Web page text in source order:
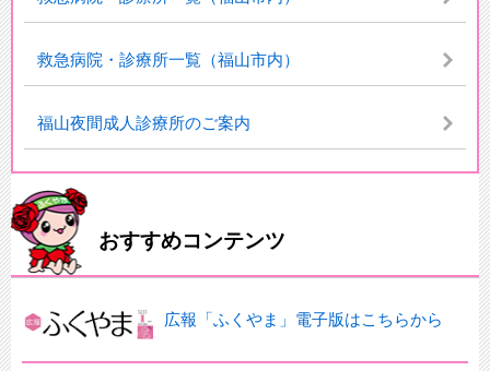
救急病院・診療所一覧（福山市内）
福山夜間成人診療所のご案内
おすすめコンテンツ
広報「ふくやま」電子版はこちらから